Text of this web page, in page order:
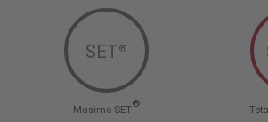
SET®
Masimo SET
®